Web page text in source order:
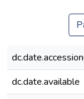
dc.date.available